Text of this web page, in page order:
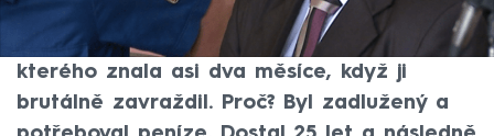
zpěvačkou. Z Mostu se přestěhovala do
Prahy. Hrála v kapele 25letého Jiřího Fundy,
kterého znala asi dva měsíce, když ji
brutálně zavraždil. Proč? Byl zadlužený a